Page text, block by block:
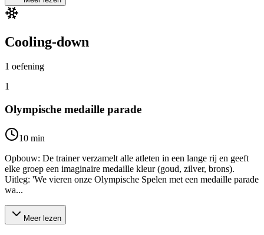
Cooling-down
1 oefening
1
Olympische medaille parade
10 min
Opbouw: De trainer verzamelt alle atleten in een lange rij en geeft
elke groep een imaginaire medaille kleur (goud, zilver, brons).
Uitleg: 'We vieren onze Olympische Spelen met een medaille parade
wa...
Meer lezen